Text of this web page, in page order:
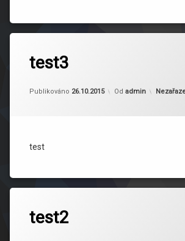
test3
Publikováno 26.10.2015 Od admin
test
test2